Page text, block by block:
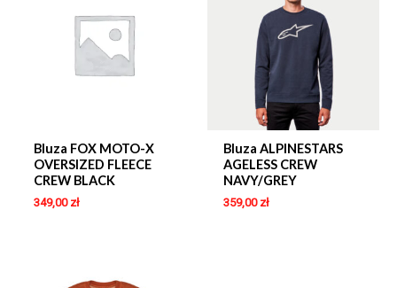
Bluza FOX MOTO-X
OVERSIZED FLEECE
CREW BLACK
349,00 zł
Bluza ALPINESTARS
AGELESS CREW
NAVY/GREY
359,00 zł